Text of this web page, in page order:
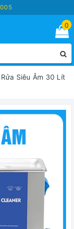
0
Rửa Siêu Âm 30 Lít